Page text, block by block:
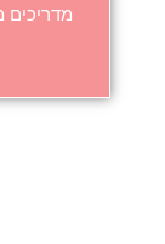
מדריכים